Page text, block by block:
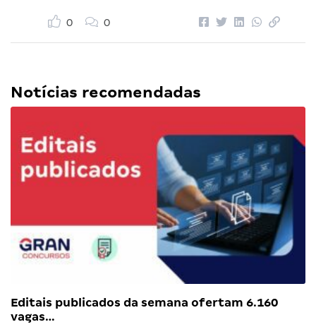
0 0
Notícias recomendadas
Editais publicados da semana ofertam 6.160
vagas…